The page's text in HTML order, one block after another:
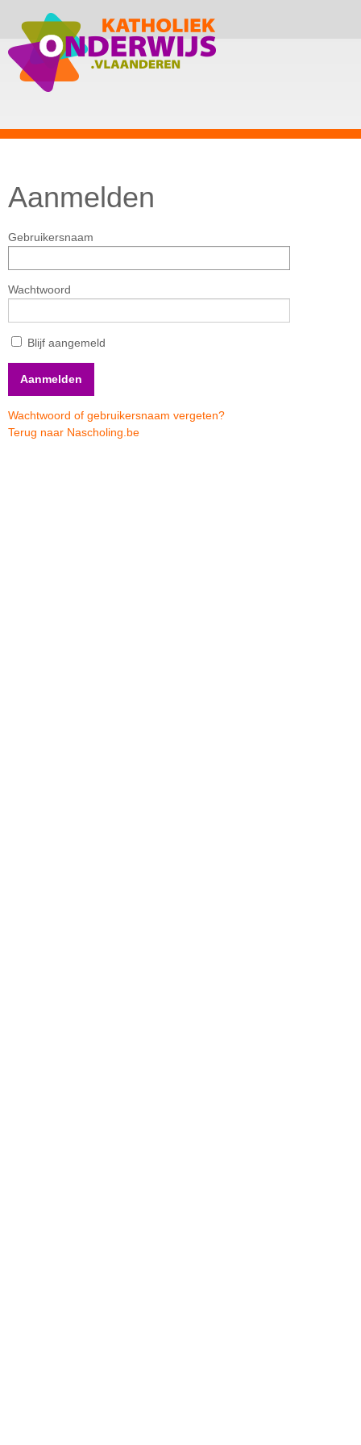
Aanmelden
Gebruikersnaam
Wachtwoord
Blijf aangemeld
Wachtwoord of gebruikersnaam vergeten?
Terug naar Nascholing.be